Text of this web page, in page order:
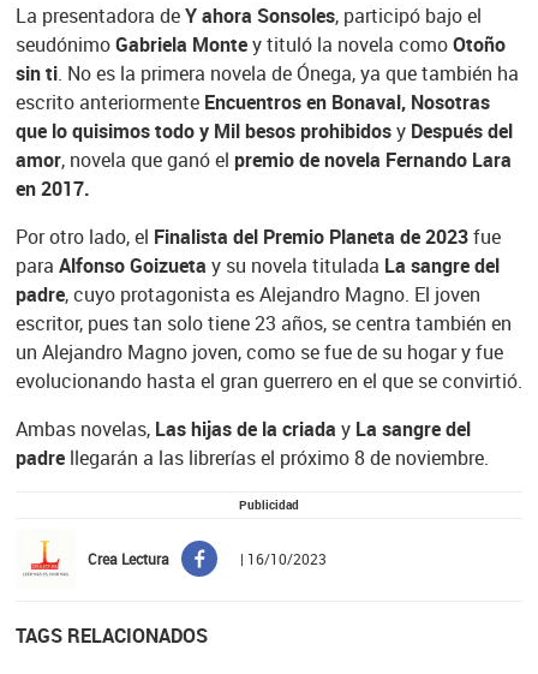
La presentadora deY ahora Sonsoles, participó bajo el
seudónimoGabriela Montey tituló la novela comoOtoño
sin ti. No es la primera novela de Ónega, ya que también ha
escrito anteriormente Encuentros en Bonaval, Nosotras
que lo quisimos todo y Mil besos prohibidosy Después del
amor, novela que ganó el premio de novela Fernando Lara
en 2017.
Por otro lado, el Finalista del Premio Planeta de 2023fue
para Alfonso Goizueta y su novela titulada La sangre del
padre, cuyo protagonista es Alejandro Magno. El joven
escritor, pues tan solo tiene 23 años, se centra también en
un Alejandro Magno joven, como se fue de su hogar y fue
evolucionando hasta el gran guerrero en el que se convirtió.
Ambas novelas, Las hijas de la criada y La sangre del
padrellegarán a las librerías el próximo 8 de noviembre.
Publicidad
Crea Lectura | 16/10/2023
TAGS RELACIONADOS